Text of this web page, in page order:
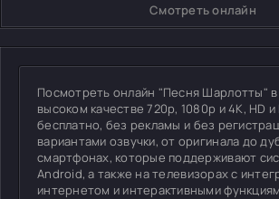
Смотреть онлайн
Посмотреть онлайн "Песня Шарлотты"
высоком качестве 720p, 1080p и 4K, HD и
бесплатно, без рекламы и без
вариантами озвучки, от оригинала до
смартфонах, которые поддерживают
Android, а также на телевизорах с
интернетом и интерактивными